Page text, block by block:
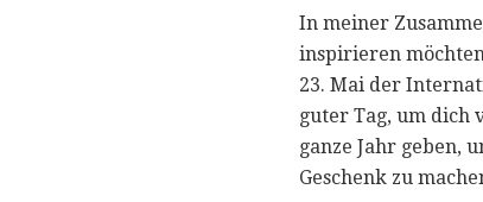
In meiner
inspirieren
23. Mai der
guter Tag, um dich
ganze Jahr geben,
Geschenk zu